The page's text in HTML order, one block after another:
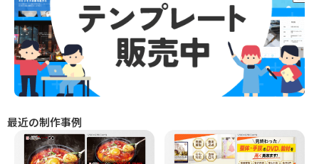
最近の制作事例